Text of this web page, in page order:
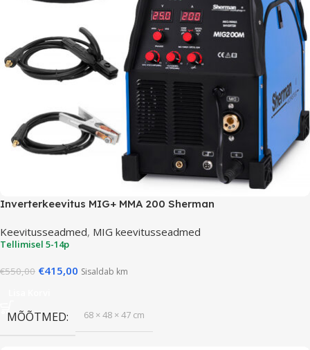
Inverterkeevitus MIG+ MMA 200 Sherman
Keevitusseadmed, MIG keevitusseadmed
Tellimisel 5-14p
€550,00 €415,00 Sisaldab km
MÕÕTMED 68 × 48 × 47 cm